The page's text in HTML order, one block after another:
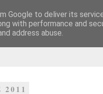
culinare
2011
Google to deliver its
with performance and
address abuse.